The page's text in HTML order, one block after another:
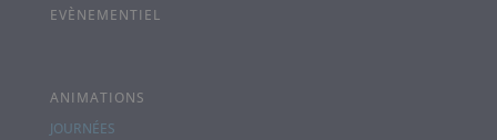
EVÈNEMENTIEL
ANIMATIONS
JOURNÉES